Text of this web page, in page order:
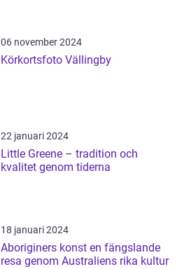
06 november 2024
Körkortsfoto Vällingby
22 januari 2024
Little Greene – tradition och
kvalitet genom tiderna
18 januari 2024
Aboriginers konst en fängslande
resa genom Australiens rika kultur